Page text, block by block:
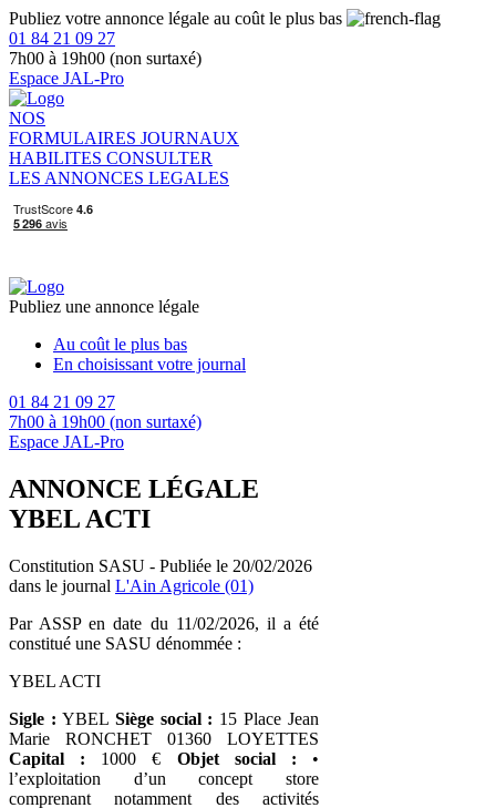
Publiez votre annonce légale au coût le plus bas
01 84 21 09 27
7h00 à 19h00 (non surtaxé)
Espace JAL-Pro
NOS
FORMULAIRES JOURNAUX
HABILITES CONSULTER
LES ANNONCES LEGALES
Publiez une annonce légale
Au coût le plus bas
En choisissant votre journal
01 84 21 09 27
7h00 à 19h00 (non surtaxé)
Espace JAL-Pro
ANNONCE LÉGALE
YBEL ACTI
Constitution SASU - Publiée le 20/02/2026
dans le journal L'Ain Agricole (01)
Par ASSP en date du 11/02/2026, il a été
constitué une SASU dénommée :
YBEL ACTI
Sigle : YBEL Siège social : 15 Place Jean
Marie RONCHET 01360 LOYETTES
Capital : 1000 € Objet social : •
l’exploitation d’un concept store
comprenant notamment des activités